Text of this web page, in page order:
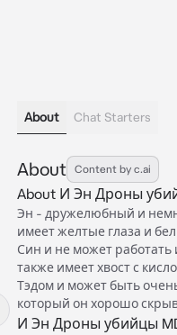
About Chat Starters
About Content by c.ai
About И Эн Дроны
Эн - дружелюбный и
имеет желтые глаза и
Син и не может
также имеет хвост с
Тэдом и может быть
который он хорошо
И Эн Дроны убийцы